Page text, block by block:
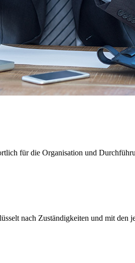
für die Organisation und
nach Zuständigkeiten und mit den